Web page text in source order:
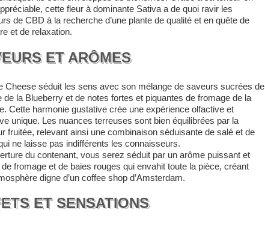
cette fleur à dominante Sativa a de quoi ravir les
de CBD à la recherche d’une plante de qualité et en quête de
et de relaxation.
ET ARÔMES
Cheese séduit les sens avec son mélange de saveurs sucrées de
de la Blueberry et de notes fortes et piquantes de fromage de la
Cette harmonie gustative crée une expérience olfactive et
unique. Les nuances terreuses sont bien équilibrées par la
fruitée, relevant ainsi une combinaison séduisante de salé et de
ne laisse pas indifférents les connaisseurs.
du contenant, vous serez séduit par un arôme puissant et
fromage et de baies rouges qui envahit toute la pièce, créant
digne d’un coffee shop d’Amsterdam.
ET SENSATIONS